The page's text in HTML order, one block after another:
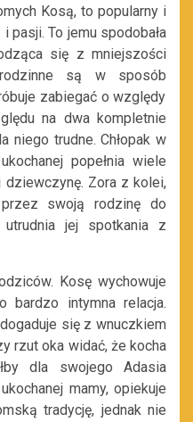
Kosą, to popularny i
i pasji. To jemu spodobała
się z mniejszości
są wsposób
zabiegać o względy
na dwa kompletnie
niego trudne. Chłopak w
popełnia wiele
dziewczynę. Zora z kolei,
swoją rodzinę do
jej spotkania z
Kosę wychowuje
bardzo intymna relacja.
dogaduje sięz wnuczkiem
rzut oka widać, że kocha
dla swojego Adasia
ej mamy,opiekuje
tradycję, jednak nie